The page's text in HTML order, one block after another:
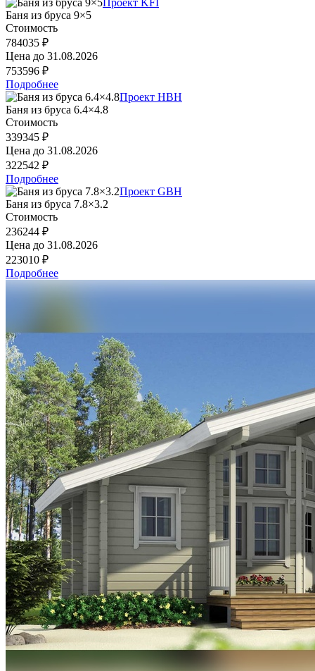
Баня из бруса 9×5
Стоимость
784035 ₽
Цена до 31.08.2026
753596 ₽
Подробнее
Проект HBH
Баня из бруса 6.4×4.8
Стоимость
339345 ₽
Цена до 31.08.2026
322542 ₽
Подробнее
Проект GBH
Баня из бруса 7.8×3.2
Стоимость
236244 ₽
Цена до 31.08.2026
223010 ₽
Подробнее